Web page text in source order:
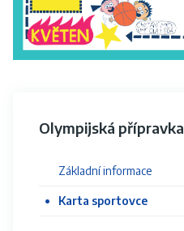
Olympijská přípravka
Základní informace
Karta sportovce